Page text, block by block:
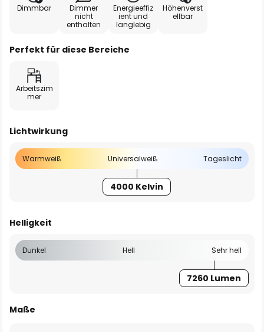
Dimmbar
Dimmer
nicht
enthalten
Energieeffiz
ient und
langlebig
Höhenverst
ellbar
Perfekt für diese Bereiche
Arbeitszim
mer
Lichtwirkung
Warmweiß Universalweiß Tageslicht
4000 Kelvin
Helligkeit
Dunkel Hell Sehr hell
7260 Lumen
Maße